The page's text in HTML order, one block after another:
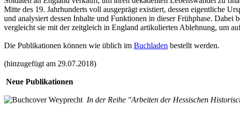
Mitte des 19. Jahrhunderts voll ausgeprägt existiert, dessen eigentliche
und analysiert dessen Inhalte und Funktionen in dieser Frühphase.
vergleicht sie mit der zeitgleich in England artikulierten Ablehnung, um
Die Publikationen können wie üblich im Buchladen bestellt werden.
(hinzugefügt am 29.07.2018)
Neue Publikationen
In der Reihe "Arbeiten der Hessischen